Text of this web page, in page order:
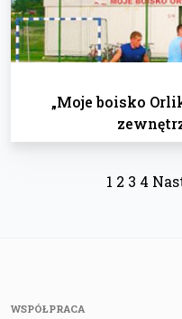
„Moje boisko
1 2 3 4
WSPÓŁPRACA